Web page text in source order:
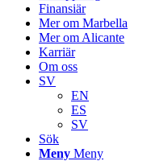
Finansiär
Mer om Marbella
Mer om Alicante
Karriär
Om oss
SV
EN
ES
SV
Sök
Meny Meny